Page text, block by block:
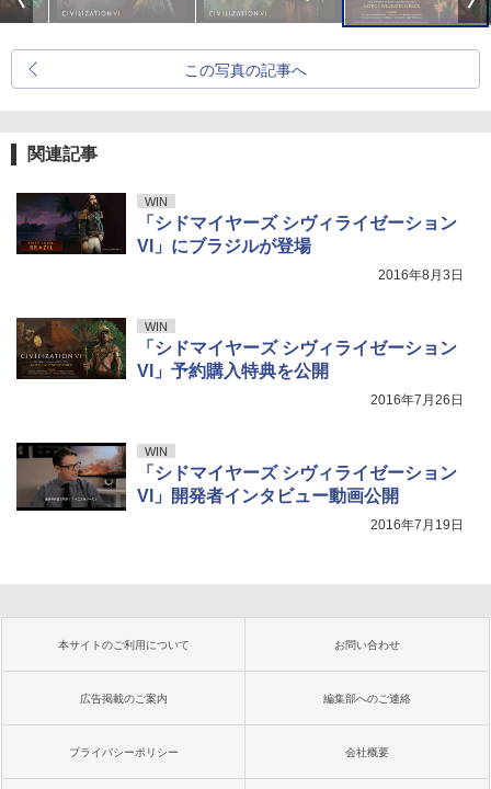
この写真の記事へ
関連記事
WIN
「シドマイヤーズ シヴィライゼーション
VI」にブラジルが登場
2016年8月3日
WIN
「シドマイヤーズ シヴィライゼーション
VI」予約購入特典を公開
2016年7月26日
WIN
「シドマイヤーズ シヴィライゼーション
VI」開発者インタビュー動画公開
2016年7月19日
本サイトのご利用について お問い合わせ
広告掲載のご案内 編集部へのご連絡
プライバシーポリシー 会社概要